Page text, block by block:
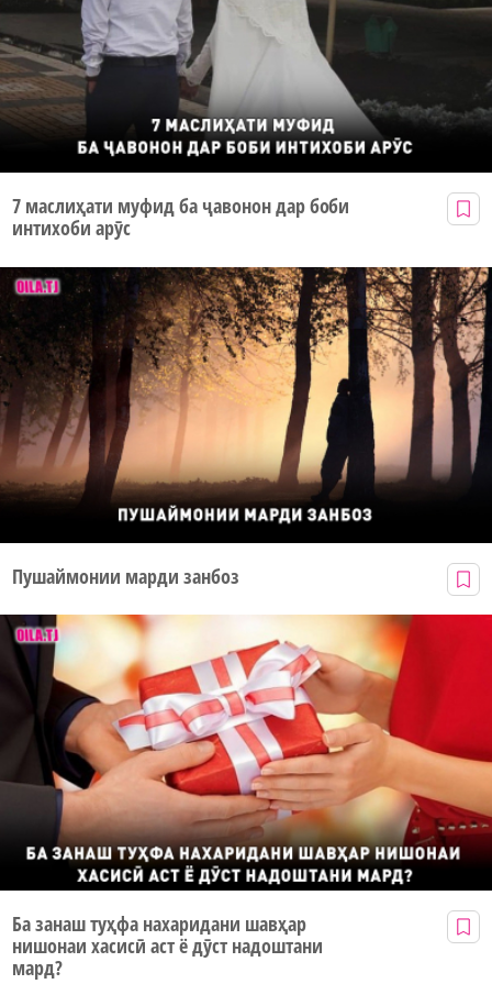
7 маслиҳати муфид ба ҷавонон дар боби
интихоби арӯс
Пушаймонии марди занбоз
Ба занаш туҳфа нахаридани шавҳар
нишонаи хасисӣ аст ё дӯст надоштани
мард?